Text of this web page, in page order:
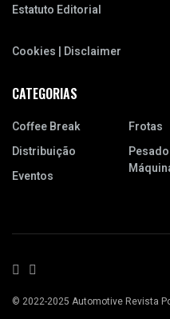
Estatuto Editorial
Cookies | Disclaimer
CATEGORIAS
Coffee Break
Distribuição
Eventos
Frotas
© 2022-2025 Automotive Revista